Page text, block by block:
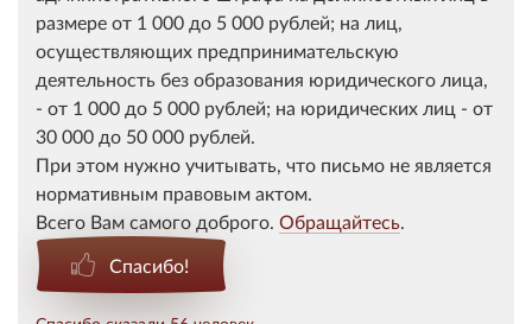
размере от 1 000 до 5 000 рублей; на лиц,
осуществляющих предпринимательскую
деятельность без образования юридического лица,
- от 1 000 до 5 000 рублей; на юридических лиц - от
30 000 до 50 000 рублей.
При этом нужно учитывать, что письмо не является
нормативным правовым актом.
Всего Вам самого доброго. Обращайтесь.
Спасибо!